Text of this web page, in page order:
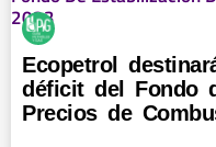
Ecopetrol
déficit del Fondo
Precios de